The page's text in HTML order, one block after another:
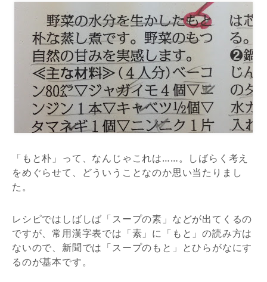
「もと朴」って、なんじゃこれは……。しばらく考え
をめぐらせて、どういうことなのか思い当たりまし
た。
レシピではしばしば「スープの素」などが出てくるの
ですが、常用漢字表では「素」に「もと」の読み方は
ないので、新聞では「スープのもと」とひらがなにす
るのが基本です。